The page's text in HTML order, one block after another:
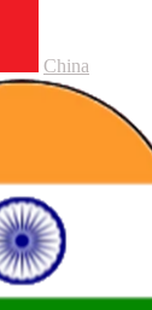
China